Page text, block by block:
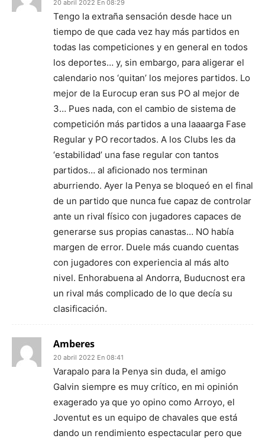
20 abril 2022 En 08:29
Tengo la extraña sensación desde hace un
tiempo de que cada vez hay más partidos en
todas las competiciones y en general en todos
los deportes… y, sin embargo, para aligerar el
calendario nos ‘quitan’ los mejores partidos. Lo
mejor de la Eurocup eran sus PO al mejor de
3… Pues nada, con el cambio de sistema de
competición más partidos a una laaaarga Fase
Regular y PO recortados. A los Clubs les da
‘estabilidad’ una fase regular con tantos
partidos… al aficionado nos terminan
aburriendo. Ayer la Penya se bloqueó en el final
de un partido que nunca fue capaz de controlar
ante un rival físico con jugadores capaces de
generarse sus propias canastas… NO había
margen de error. Duele más cuando cuentas
con jugadores con experiencia al más alto
nivel. Enhorabuena al Andorra, Buducnost era
un rival más complicado de lo que decía su
clasificación.
Amberes
20 abril 2022 En 08:41
Varapalo para la Penya sin duda, el amigo
Galvin siempre es muy crítico, en mi opinión
exagerado ya que yo opino como Arroyo, el
Joventut es un equipo de chavales que está
dando un rendimiento espectacular pero que